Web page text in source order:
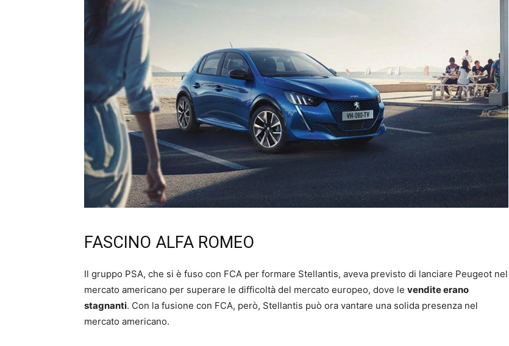
FASCINO ALFA ROMEO
Il gruppo PSA, che si è fuso con FCA per formare Stellantis, aveva previsto di lanciare Peugeot nel
mercato americano per superare le difficoltà del mercato europeo, dove le vendite erano
stagnanti. Con la fusione con FCA, però, Stellantis può ora vantare una solida presenza nel
mercato americano.